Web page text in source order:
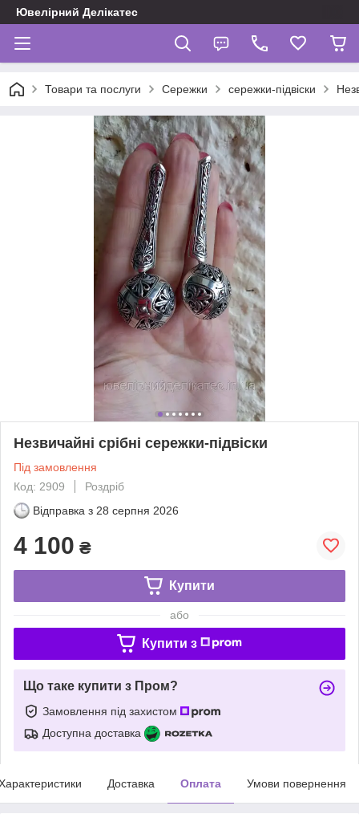
Ювелірний Делікатес
Товари та послуги Сережки сережки-підвіски
Незвичайні срібні сережки-підвіски
Під замовлення
Код: 2909
Роздріб
Відправка з 28 серпня 2026
4 100 ₴
Купити
або
Купити з
Що таке купити з Пром?
Замовлення під захистом
Доступна доставка
Доставка Оплата Умови повернення